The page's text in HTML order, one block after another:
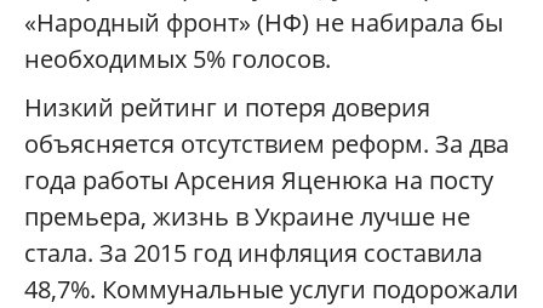
«Народный фронт» (НФ) не набирала бы
необходимых 5% голосов.
Низкий рейтинг и потеря доверия
объясняется отсутствием реформ. За два
года работы Арсения Яценюка на посту
премьера, жизнь в Украине лучше не
стала. За 2015 год инфляция составила
48,7%. Коммунальные услуги подорожали